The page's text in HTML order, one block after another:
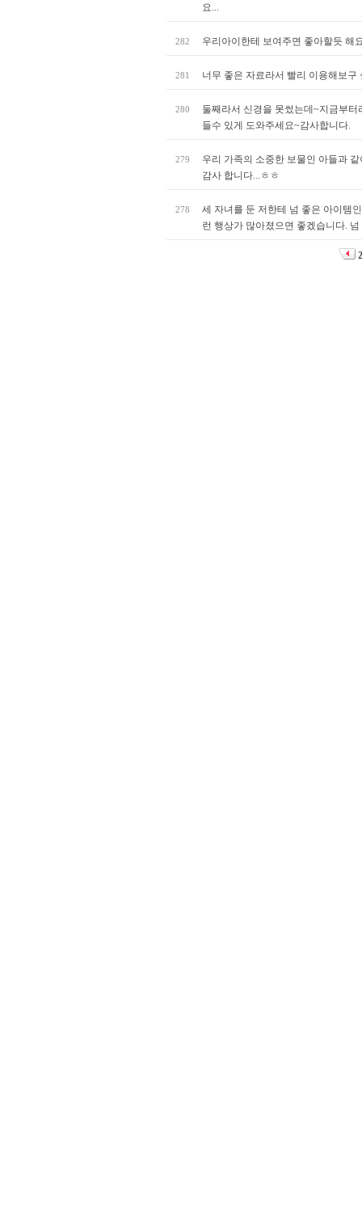
요...
282 우리아이한테 보여주면 좋아할듯 해
281 너무 좋은 자료라서 빨리 이용해보
280
둘째라서 신경을 못썼는데~지금부
들수 있게 도와주세요~감사합니다.
279
우리 가족의 소중한 보물인 아들과
감사 합니다...ㅎㅎ
278
세 자녀를 둔 저한테 넘 좋은 아이템
런 행상가 많아졌으면 좋겠습니다.